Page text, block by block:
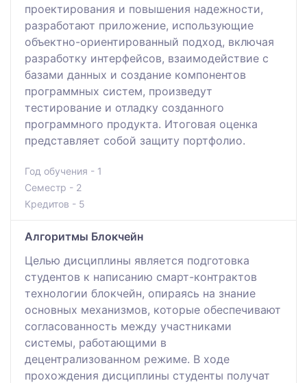
проектирования и повышения надежности,
разработают приложение, использующие
объектно-ориентированный подход, включая
разработку интерфейсов, взаимодействие с
базами данных и создание компонентов
программных систем, произведут
тестирование и отладку созданного
программного продукта. Итоговая оценка
представляет собой защиту портфолио.
Год обучения - 1
Семестр - 2
Кредитов - 5
Алгоритмы Блокчейн
Целью дисциплины является подготовка
студентов к написанию смарт-контрактов
технологии блокчейн, опираясь на знание
основных механизмов, которые обеспечивают
согласованность между участниками
системы, работающими в
децентрализованном режиме. В ходе
прохождения дисциплины студенты получат